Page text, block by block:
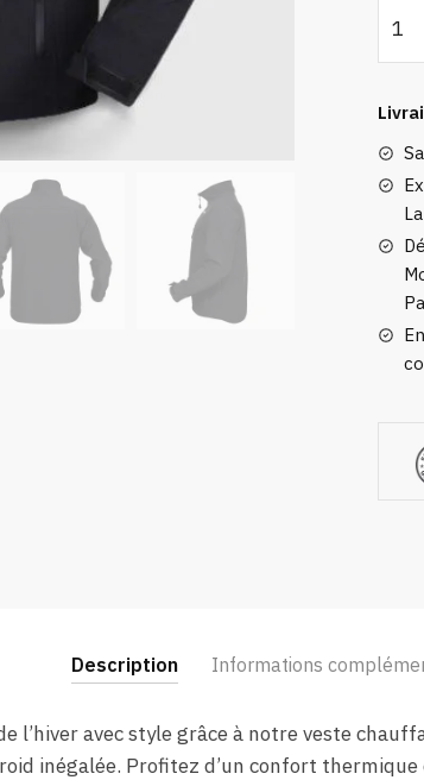
de
Avec
Non
Description Informations
l’hiver avec style grâce à notre veste
inégalée. Profitez d’un confort